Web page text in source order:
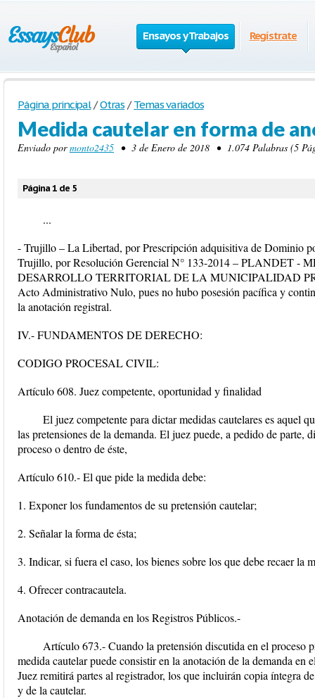
Ensayos y Trabajos Regístrate
Página principal / Otras / Temas variados
Medida cautelar en forma de
Enviado pormonto2435 • 3 de Enero de 2018 • 1.074 Palabras (5
Página 1 de 5
...
- Trujillo – La Libertad, por Prescripción adquisitiva de Dominio
Trujillo, por Resolución Gerencial N° 133-2014 – PLANDET -
DESARROLLO TERRITORIAL DE LA MUNICIPALIDAD
Acto Administrativo Nulo, pues no hubo posesión pacífica y
la anotación registral.
IV.- FUNDAMENTOS DE DERECHO:
CODIGO PROCESAL CIVIL:
Artículo 608. Juez competente, oportunidad y finalidad
El juez competente para dictar medidas cautelares es aquel
las pretensiones de la demanda. El juez puede, a pedido de parte,
proceso o dentro de éste,
Artículo 610.- El que pide la medida debe:
1. Exponer los fundamentos de su pretensión cautelar;
2. Señalar la forma de ésta;
3. Indicar, si fuera el caso, los bienes sobre los que debe recaer la
4. Ofrecer contracautela.
Anotación de demanda en los Registros Públicos.-
Artículo 673.- Cuando la pretensión discutida en el proceso
medida cautelar puede consistir en la anotación de la demanda en
Juez remitirá partes al registrador, los que incluirán copia íntegra
y de la cautelar.